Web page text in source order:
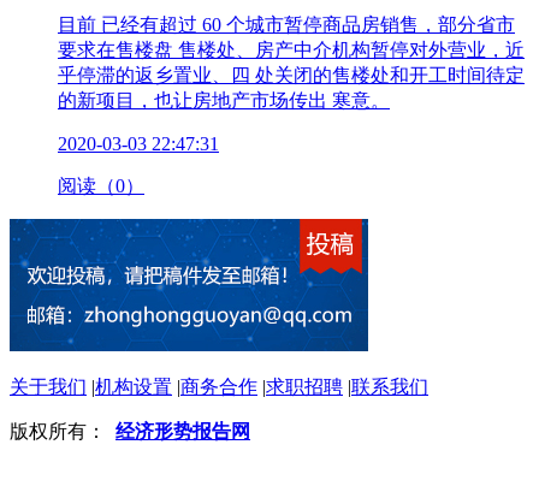
目前 已经有超过 60 个城市暂停商品房销售，部分省市
要求在售楼盘 售楼处、房产中介机构暂停对外营业，近
乎停滞的返乡置业、四 处关闭的售楼处和开工时间待定
的新项目，也让房地产市场传出 寒意。
2020-03-03 22:47:31
阅读（0）
关于我们 |机构设置 |商务合作 |求职招聘 |联系我们
版权所有： 经济形势报告网